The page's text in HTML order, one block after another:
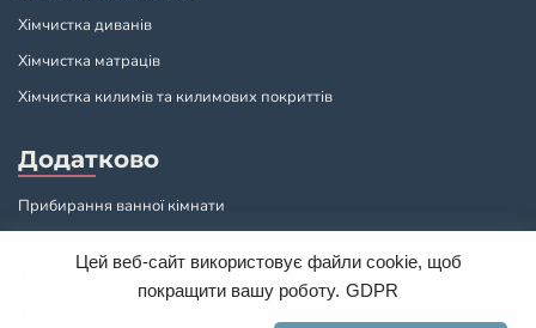
Цей веб-сайт використовує файли cookie, щоб
покращити вашу роботу. GDPR
Хімчистка диванів
Хімчистка матраців
Хімчистка килимів та килимових покриттів
Додатково
Прибирання ванної кімнати
Прибирання балкону